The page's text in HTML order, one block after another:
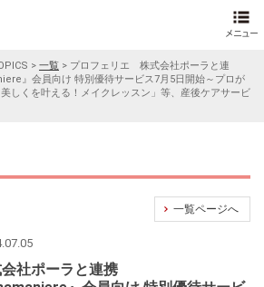
> 一覧 > プロフェリエ 株式会社ポーラと連
』会員向け 特別優待サービス7月5日開始～プロが
しくを叶える！メイクレッスン」等、産後ケアサービ
一覧ページへ
社ポーラと連携